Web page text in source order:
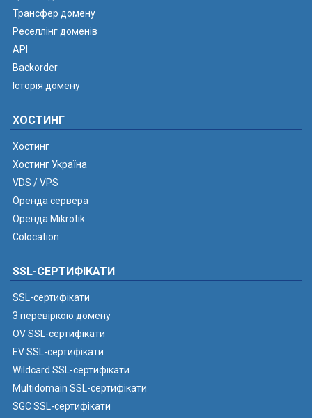
Трансфер домену
Реселлінг доменів
API
Backorder
Історія домену
ХОСТИНГ
Хостинг
Хостинг Україна
VDS / VPS
Оренда сервера
Оренда Mikrotik
Colocation
SSL-СЕРТИФІКАТИ
SSL-сертифікати
З перевіркою домену
OV SSL-сертифікати
EV SSL-сертифікати
Wildcard SSL-сертифікати
Multidomain SSL-сертифікати
SGC SSL-сертифікати